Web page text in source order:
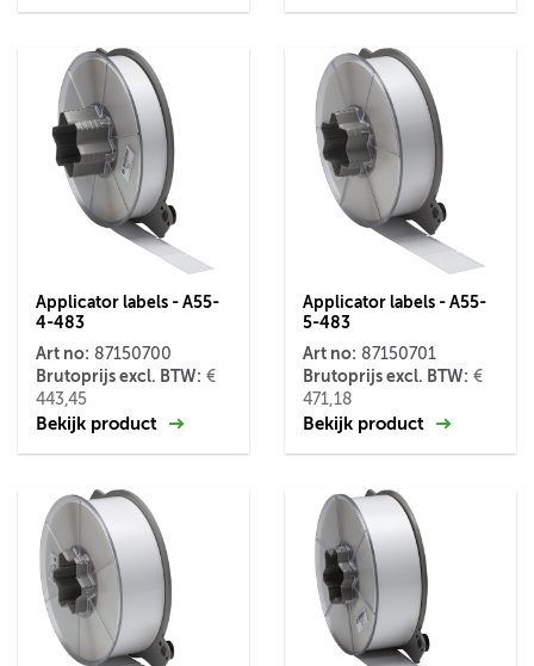
Applicator labels - A55-
4-483
Art no: 87150700
Brutoprijs excl. BTW: €
443,45
Bekijk product
Applicator labels - A55-
5-483
Art no: 87150701
Brutoprijs excl. BTW: €
471,18
Bekijk product